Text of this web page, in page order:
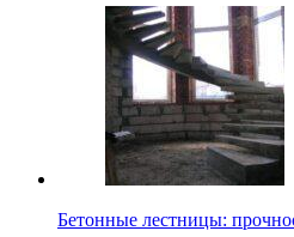
Бетонные лестницы: